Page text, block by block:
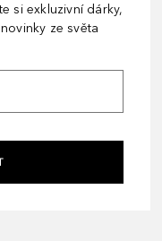
si exkluzivní dárky,
ze světa